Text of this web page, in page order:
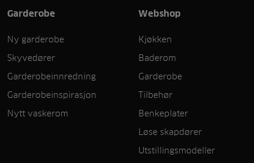
Garderobe
Ny garderobe
Skyvedører
Garderobeinnredning
Garderobeinspirasjon
Nytt vaskerom
Webshop
Kjøkken
Baderom
Garderobe
Tilbehør
Benkeplater
Løse skapdører
Utstillingsmodeller